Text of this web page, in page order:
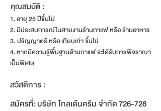
คุณสมบัติ :
1. อายุ 25 ปีขึ้นไป
2. มีประสบการณ์ในสายงานร้านกาแฟ หรือ ร้านอาหาร
3. ปริญญาตรี หรือ เทียบเท่า ขึ้นไป
4. หากมีความรู้พื้นฐานด้านกาแฟ จะได้รับการพิจราณา
เป็นพิเศษ
สวัสดิการ :
สมัครที่: บริษัท โกลเด้นครีม จำกัด 726-728